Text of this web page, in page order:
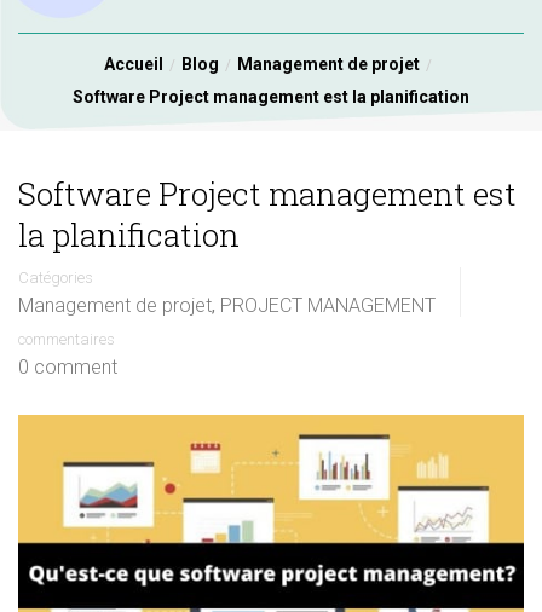
Accueil Blog
Management de projet
Software Project management est la planification
Software Project management est
la planification
Catégories
Management de projet, PROJECT MANAGEMENT
commentaires
0 comment